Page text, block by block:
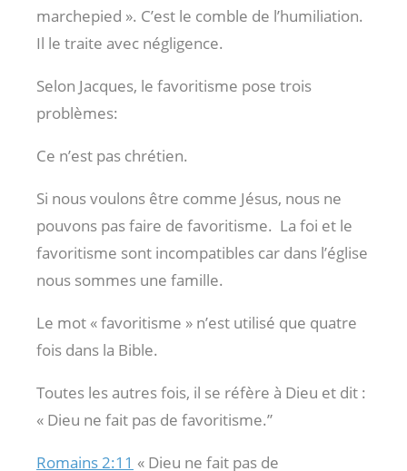
marchepied ». C’est le comble de l’humiliation.
Il le traite avec négligence.
Selon Jacques, le favoritisme pose trois
problèmes:
Ce n’est pas chrétien.
Si nous voulons être comme Jésus, nous ne
pouvons pas faire de favoritisme. La foi et le
favoritisme sont incompatibles car dans l’église
nous sommes une famille.
Le mot « favoritisme » n’est utilisé que quatre
fois dans la Bible.
Toutes les autres fois, il se réfère à Dieu et dit :
« Dieu ne fait pas de favoritisme.”
Romains 2:11 « Dieu ne fait pas de